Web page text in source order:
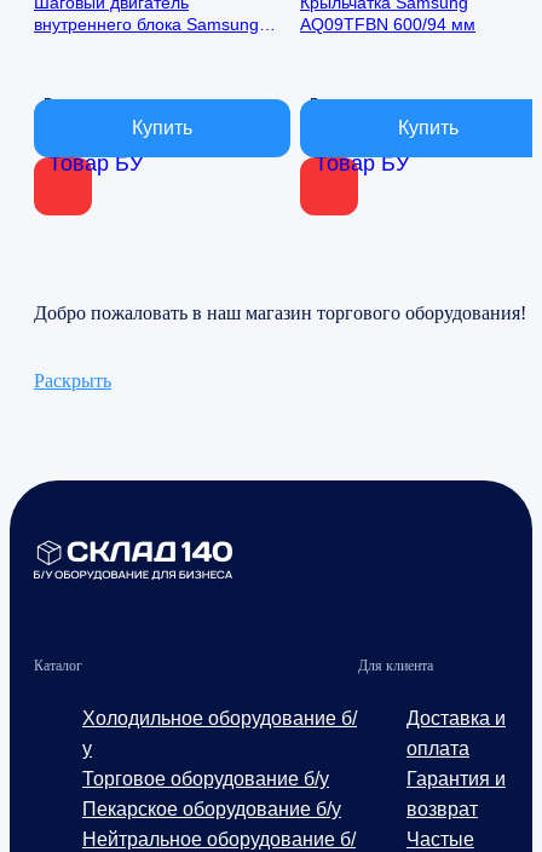
Товар БУ
внутреннего блока Samsung
В наличии
Товар БУ
AQ09TFBN 600/94 мм
В наличии
Добро пожаловать в наш магазин торгового оборудования!
Раскрыть
Каталог
Холодильное оборудование б/
у
Торговое оборудование б/у
Пекарское оборудование б/у
Нейтральное оборудование б/
Для клиента
Доставка и
оплата
Гарантия и
возврат
Частые